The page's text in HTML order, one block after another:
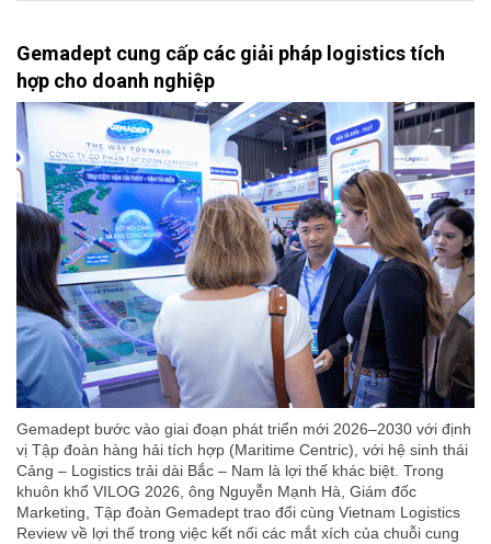
Gemadept cung cấp các giải pháp logistics tích
hợp cho doanh nghiệp
Gemadept bước vào giai đoạn phát triển mới 2026–2030 với định
vị Tập đoàn hàng hải tích hợp (Maritime Centric), với hệ sinh thái
Cảng – Logistics trải dài Bắc – Nam là lợi thế khác biệt. Trong
khuôn khổ VILOG 2026, ông Nguyễn Mạnh Hà, Giám đốc
Marketing, Tập đoàn Gemadept trao đổi cùng Vietnam Logistics
Review về lợi thế trong việc kết nối các mắt xích của chuỗi cung